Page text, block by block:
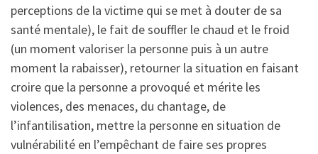
perceptions de la victime qui se met à douter de sa
santé mentale), le fait de souffler le chaud et le froid
(un moment valoriser la personne puis à un autre
moment la rabaisser), retourner la situation en faisant
croire que la personne a provoqué et mérite les
violences, des menaces, du chantage, de
l’infantilisation, mettre la personne en situation de
vulnérabilité en l’empêchant de faire ses propres